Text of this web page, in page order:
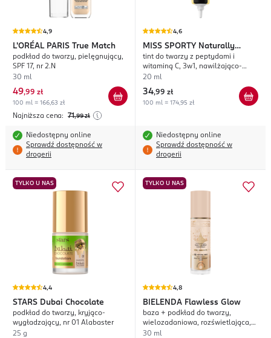
4,9
L'ORÉAL PARIS True Match
podkład do twarzy, pielęgnujący,
SPF 17, nr 2.N
30 ml
49,99 zł
100 ml = 166,63 zł
Najniższa cena: 71,99 zł
Niedostępny online
Sprawdź dostępność w
drogerii
4,6
MISS SPORTY Naturally
Perfect Glow Elixir
tint do twarzy z peptydami i
witaminą C, 3w1, nawilżająco-
rozświetlający, nr 30 Medium
20 ml
34,99 zł
100 ml = 174,95 zł
Niedostępny online
Sprawdź dostępność w
drogerii
TYLKO U NAS
4,4
STARS Dubai Chocolate
podkład do twarzy, kryjąco-
wygładzający, nr 01 Alabaster
25 g
TYLKO U NAS
4,8
BIELENDA Flawless Glow
baza + podkład do twarzy,
wielozadaniowa, rozświetlająca,
nr 03 Natural Beige
30 ml